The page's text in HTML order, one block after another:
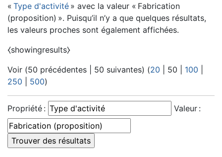
« Type d'activité » avec la valeur « Fabrication
(proposition) ». Puisqu’il n’y a que quelques résultats,
les valeurs proches sont également affichées.
⧼showingresults⧽
Voir (50 précédentes 50 suivantes) (20 50 100
250
500)
Propriété : Valeur :